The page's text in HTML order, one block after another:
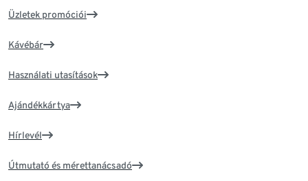
Üzletek promóciói
Kávébár
Használati utasítások
Ajándékkártya
Hírlevél
Útmutató és mérettanácsadó